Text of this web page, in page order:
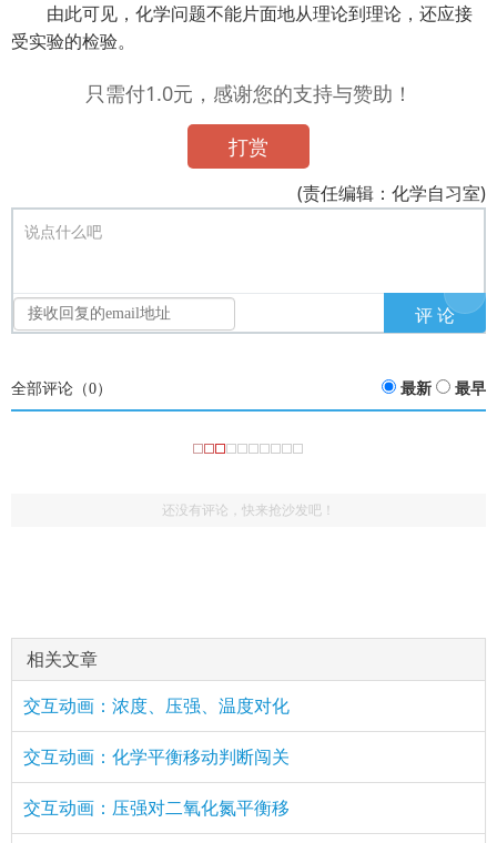
由此可见，化学问题不能片面地从理论到理论，还应接
受实验的检验。
只需付1.0元，感谢您的支持与赞助！
打赏
(责任编辑：化学自习室)
说点什么吧
全部评论（0） 最新 最早
还没有评论，快来抢沙发吧！
相关文章
交互动画：浓度、压强、温度对化
交互动画：化学平衡移动判断闯关
交互动画：压强对二氧化氮平衡移